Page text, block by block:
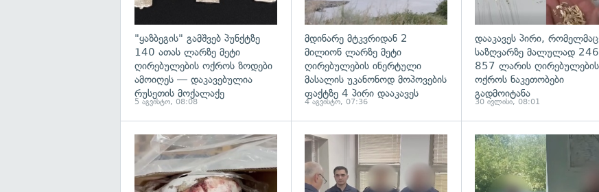
"ყაზბეგის" გამშვებ პუნქტზე
140 ათას ლარზე მეტი
ღირებულების ოქროს ზოდები
ამოიღეს — დაკავებულია
რუსეთის მოქალაქე
5 აგვისტო, 08:08
მდინარე მტკვრიდან 2
მილიონ ლარზე მეტი
ღირებულების ინერტული
მასალის უკანონოდ მოპოვების
ფაქტზე 4 პირი დააკავეს
4 აგვისტო, 07:36
დააკავეს პირი, რომელმაც
საზღვარზე მალულად 246
857 ლარის ღირებულების
ოქროს ნაკეთობები
გადმოიტანა
30 ივლისი, 08:01
გადახედვა გადახედვა